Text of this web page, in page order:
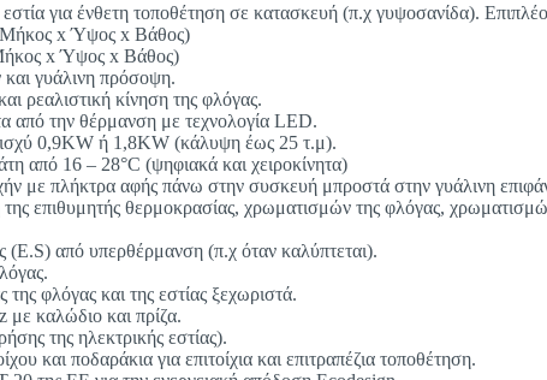
για ένθετη τοποθέτηση σε κατασκευή (π.χ γυψοσανίδα).
(Μήκος x Ύψος x Βάθος)
x Ύψος x Βάθος)
και γυάλινη πρόσοψη.
ρεαλιστική κίνηση της φλόγας.
από την θέρμανση με τεχνολογία LED.
ισχύ 0,9KW ή 1,8KW (κάλυψη έως 25 τ.μ).
από 16 – 28°C (ψηφιακά και χειροκίνητα)
με πλήκτρα αφής πάνω στην συσκευή μπροστά στην γυάλινη
της επιθυμητής θερμοκρασίας, χρωματισμών της φλόγας,
(E.S) από υπερθέρμανση (π.χ όταν καλύπτεται).
φλόγας και της εστίας ξεχωριστά.
καλώδιο και πρίζα.
της ηλεκτρικής εστίας).
και ποδαράκια για επιτοίχια και επιτραπέζια τοποθέτηση.